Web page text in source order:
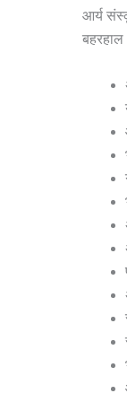
आर्य